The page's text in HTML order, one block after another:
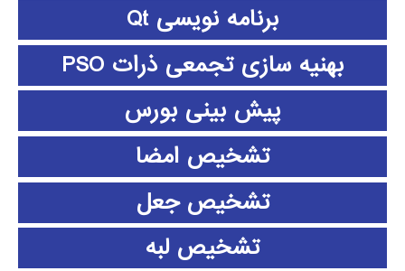
برنامه نویسی Qt
بهنیه سازی تجمعی ذرات PSO
پیش بینی بورس
تشخیص امضا
تشخیص جعل
تشخیص لبه